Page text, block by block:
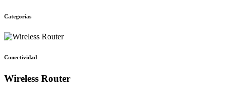
Categorías
Conectividad
Wireless Router